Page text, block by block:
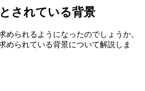
されている背景
められるようになったのでしょうか。
められている背景について解説しま